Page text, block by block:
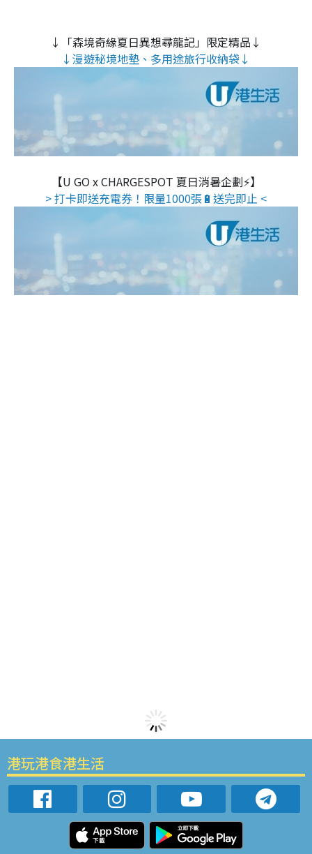
↓「森境奇緣夏日異想尋龍記」限定精品↓
↓漫遊秘境地墊、多用途旅行收納袋↓
【U GO x CHARGESPOT 夏日消暑企劃⚡】
> 打卡即送充電券！限量1000張🔋送完即止 <
港玩港食港生活